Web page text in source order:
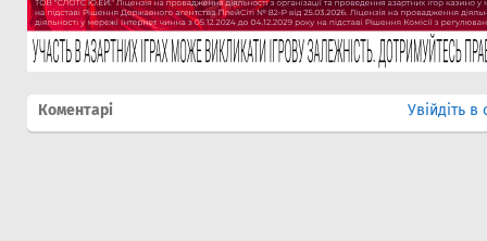
Коментарі Увійдіть в